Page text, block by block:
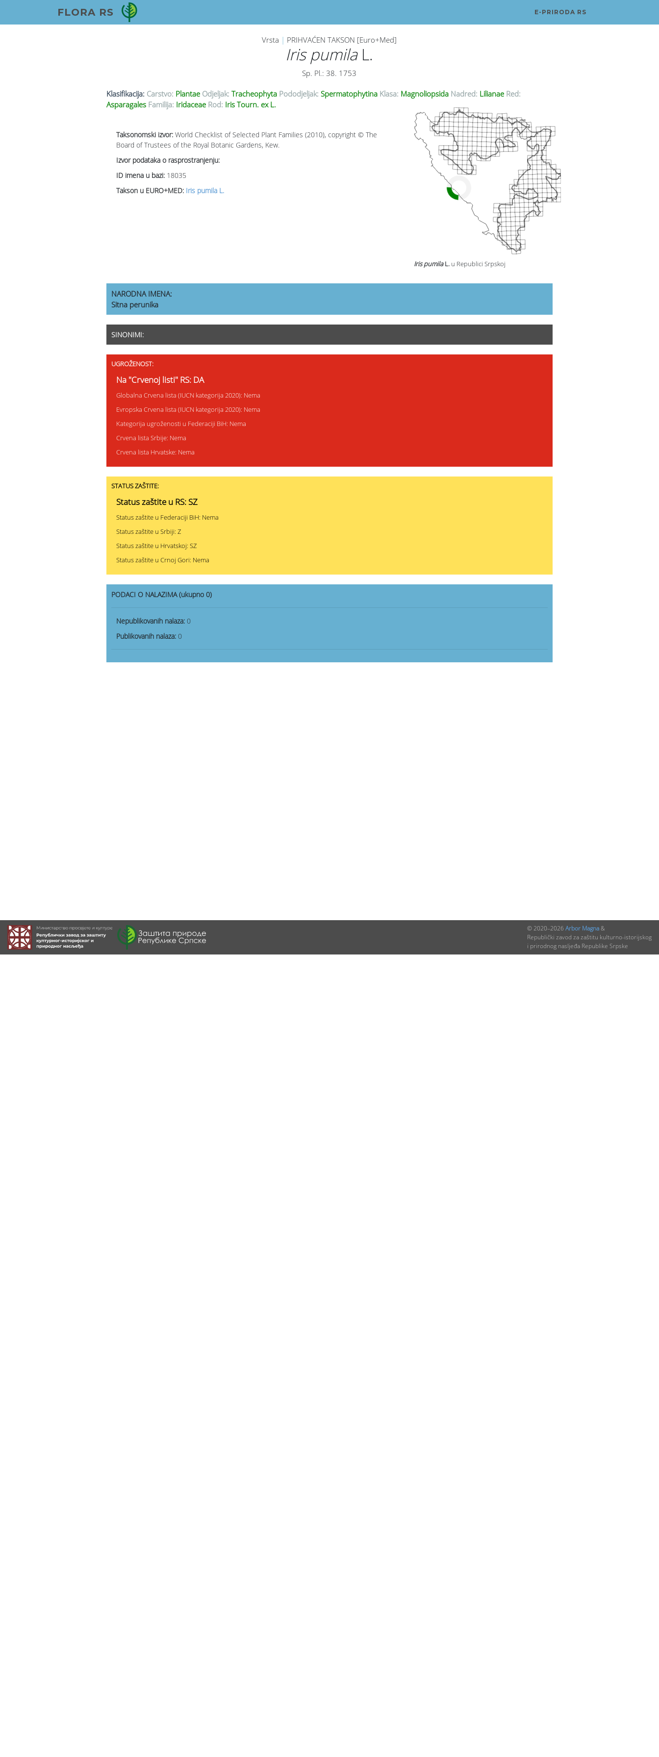
FLORA RS E-PRIRODA RS
Vrsta | PRIHVAĆEN TAKSON [Euro+Med]
Iris pumilaL.
Sp. Pl.: 38. 1753
Klasifikacija: Carstvo: Plantae Odjeljak: Tracheophyta Pododjeljak: Spermatophytina Klasa: Magnoliopsida Nadred: Lilianae Red:
Asparagales Familija: Iridaceae Rod: Iris Tourn. ex L.
Taksonomski izvor: World Checklist of Selected Plant Families (2010), copyright © The
Board of Trustees of the Royal Botanic Gardens, Kew.
Izvor podataka o rasprostranjenju:
ID imena u bazi: 18035
Takson u EURO+MED: Iris pumila L.
Iris pumilaL. u Republici Srpskoj
NARODNA IMENA:
Sitna perunika
SINONIMI:
UGROŽENOST:
Na "Crvenoj listi" RS: DA
Globalna Crvena lista (IUCN kategorija 2020): Nema
Evropska Crvena lista (IUCN kategorija 2020): Nema
Kategorija ugroženosti u Federaciji BiH: Nema
Crvena lista Srbije: Nema
Crvena lista Hrvatske: Nema
STATUS ZAŠTITE:
Status zaštite u RS: SZ
Status zaštite u Federaciji BiH: Nema
Status zaštite u Srbiji: Z
Status zaštite u Hrvatskoj: SZ
Status zaštite u Crnoj Gori: Nema
PODACI O NALAZIMA (ukupno 0)
Nepublikovanih nalaza: 0
Publikovanih nalaza: 0
© 2020–2026 Arbor Magna&
Republički zavod za zaštitu kulturno-istorijskog
i prirodnog nasljeđa Republike Srpske